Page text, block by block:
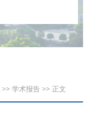
>> 学术报告 >> 正文